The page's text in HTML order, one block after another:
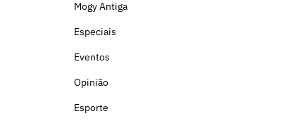
Mogy Antiga
Especiais
Eventos
Opinião
Esporte